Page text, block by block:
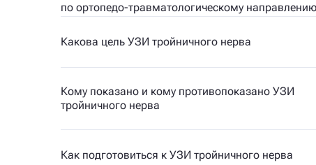
по ортопедо-травматологическому
Какова цель УЗИ тройничного нерва
Кому показано и кому противопоказано УЗИ
тройничного нерва
Как подготовиться к УЗИ тройничного нерва